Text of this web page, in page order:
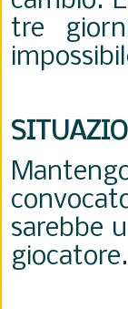
tre
sarebbe
giocatore.